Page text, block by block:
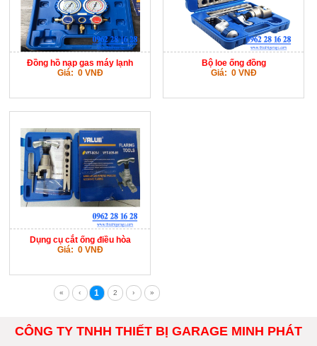
Đồng hồ nạp gas máy lạnh
Giá: 0 VNĐ
Bộ loe ống đồng
Giá: 0 VNĐ
Dụng cụ cắt ống điều hòa
Giá: 0 VNĐ
« ‹ 1 2 › »
CÔNG TY TNHH THIẾT BỊ GARAGE MINH PHÁT